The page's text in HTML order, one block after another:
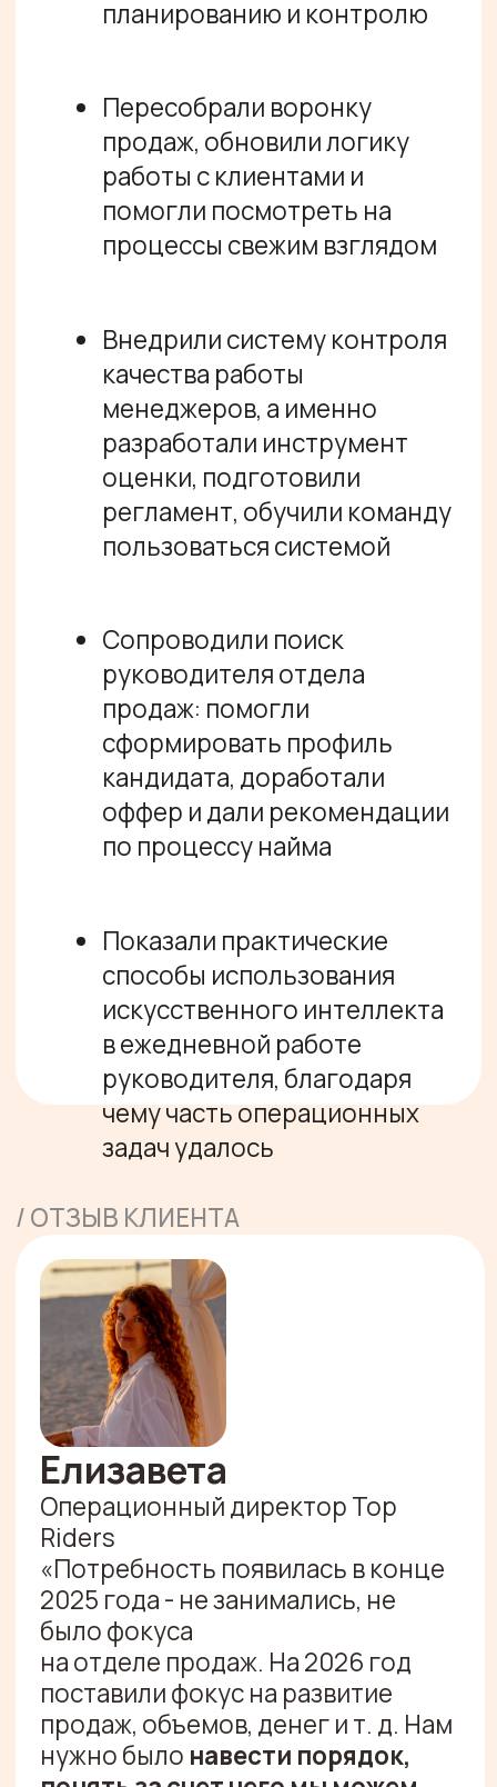
искусственного интеллекта
в ежедневной работе
руководителя, благодаря
чему часть операционных
задач удалось
автоматизировать
/ ОТЗЫВ КЛИЕНТА
Елизавета
Операционный директор Top
«Потребность появилась в конце
2025 года - не занимались, не
было фокуса
на отделе продаж. На 2026 год
нужно было
понять за счет чего мы можем
вырасти, структурировать.
Мы рассмотрели, как у нас
устроен топ-менеджмент,как мы
работаем с командой,
как проходят у нас планерки: что
мы уходим в разговоры и у нас
мало системы.
Мы структурировали это, я держу
сейчас на этом фокус - кидаю
цифры мы ведем(все это
документально и в СРМ
отображается). Это классно - так
проще, так фокуснее, так цельнее.
Второй блок - мы посмотрели еще
раз наши процессы, воронку,
пересобрали
ее, сделали свежий взгляд.
Третье, что отмечу, мне очень
понравиласьработа
классный рабочий инструмент,
который вы дали.
И регламентирование этого
инструмента, и обучение
команды, и запуск-внедрение.
Помогли в поисках РОПа, вплоть
до создания оффера
и
понимания, как его
составлять, как понять, что
испытательный срок прошел
успешно.
Я готова рекомендовать. Я считаю
себя очень системным,
планирующим
человеком, нокогда еще раз
сделали подход к этому, я прям
кайфанула.Второй
момент: очень всколыхнула
работа с тобой с точки зрения
перестройки процессов,
как пример искусственный
интеллект, я внедрила его в
другие процессы.